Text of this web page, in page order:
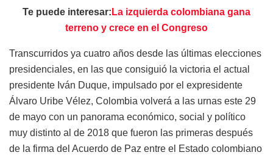
Te puede interesar: La izquierda colombiana gana
terreno y crece en el Congreso
Transcurridos ya cuatro años desde las últimas elecciones
presidenciales, en las que consiguió la victoria el actual
presidente Iván Duque, impulsado por el expresidente
Álvaro Uribe Vélez, Colombia volverá a las urnas este 29
de mayo con un panorama económico, social y político
muy distinto al de 2018 que fueron las primeras después
de la firma del Acuerdo de Paz entre el Estado colombiano